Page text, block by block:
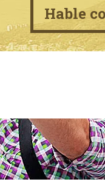
Hable